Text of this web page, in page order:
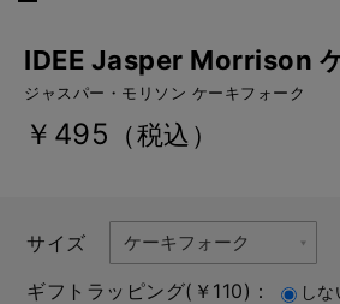
IDEE Jasper Morrison
ジャスパー・モリソン ケーキフォーク
￥495 （税込）
サイズ
ギフトラッピング(￥110)：
しな